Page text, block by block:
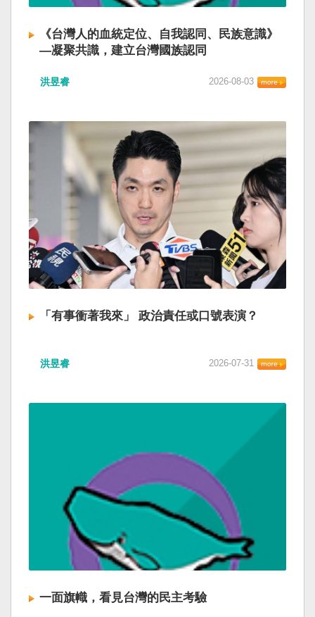
《台灣人的血統定位、自我認同、民族意識》
—凝聚共識，建立台灣國族認同
洪昱睿 2026-08-03
「有事衝著我來」 政治責任或口號表演？
洪昱睿 2026-07-31
一面旗幟，看見台灣的民主考驗